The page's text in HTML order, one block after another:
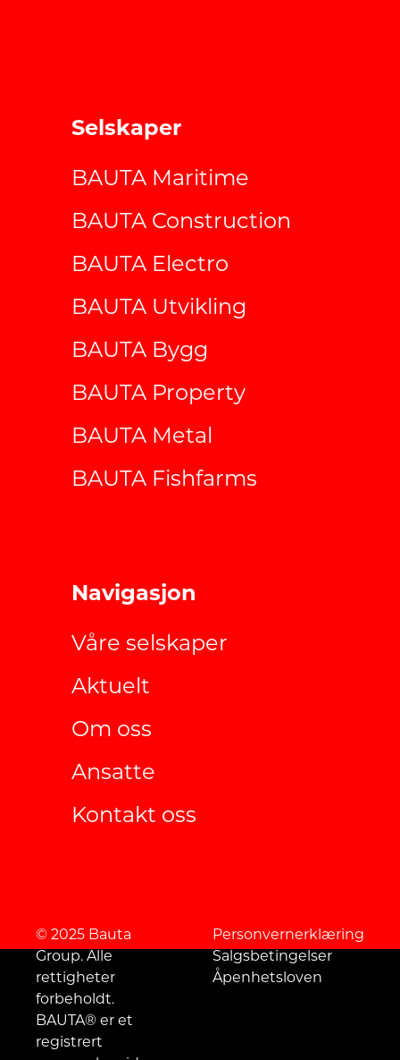
Selskaper
BAUTA Maritime
BAUTA Construction
BAUTA Electro
BAUTA Utvikling
BAUTA Bygg
BAUTA Property
BAUTA Metal
BAUTA Fishfarms
Navigasjon
Våre selskaper
Aktuelt
Om oss
Ansatte
Kontakt oss
© 2025 Bauta
Group. Alle
rettigheter
forbeholdt.
BAUTA® er et
registrert
Personvernerklæring
Salgsbetingelser
Åpenhetsloven